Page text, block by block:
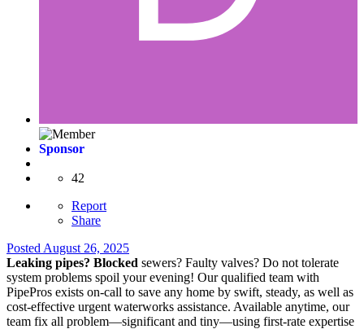
Sponsor
42
Report
Share
Posted August 26, 2025
Leaking pipes? Blocked sewers? Faulty valves? Do not tolerate
system problems spoil your evening! Our qualified team with
PipePros exists on-call to save any home by swift, steady, as well as
cost-effective urgent waterworks assistance. Available anytime, our
team fix all problem—significant and tiny—using first-rate expertise